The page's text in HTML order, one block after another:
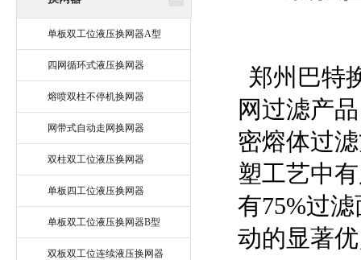
单板双工位液压换网器A型
四网循环式液压换网器
熔喷双柱不停机换网器
网带式自动走网换网器
双柱双工位液压换网器
单板四工位液压换网器
单板双工位液压换网器B型
双板双工位连续液压换网器
郑州巴特
网过滤产
密熔体过
塑工艺中
有75%过
动的显著